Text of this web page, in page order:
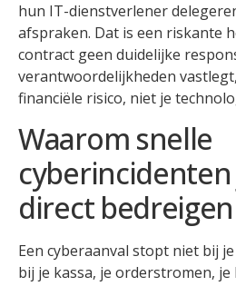
hun IT-dienstverlener
afspraken. Dat is een riskante
contract geen duidelijke
verantwoordelijkheden
financiële risico, niet je
Waarom snelle
direct bedreigen
Een cyberaanval stopt niet bij
bij je kassa, je orderstromen,